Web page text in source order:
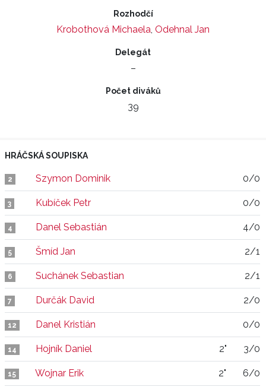
Rozhodčí
Krobothová Michaela, Odehnal Jan
Delegát
–
Počet diváků
39
HRÁČSKÁ SOUPISKA
2 Szymon Dominik 0/0
3 Kubíček Petr 0/0
4 Danel Sebastián 4/0
5 Šmíd Jan 2/1
6 Suchánek Sebastian 2/1
7 Durčák David 2/0
12 Danel Kristián 0/0
14 Hojník Daniel 2" 3/0
15 Wojnar Erik 2" 6/0